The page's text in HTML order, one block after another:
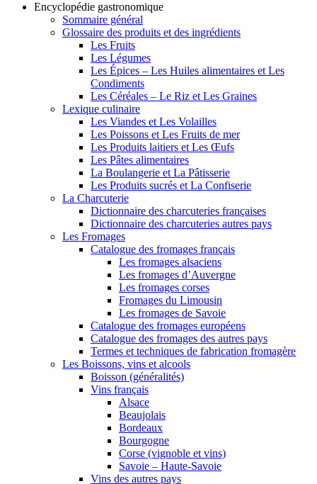
Encyclopédie gastronomique
Sommaire général
Glossaire des produits et des ingrédients
Les Fruits
Les Légumes
Les Épices – Les Huiles alimentaires et Les
Condiments
Les Céréales – Le Riz et Les Graines
Lexique culinaire
Les Viandes et Les Volailles
Les Poissons et Les Fruits de mer
Les Produits laitiers et Les Œufs
Les Pâtes alimentaires
La Boulangerie et La Pâtisserie
Les Produits sucrés et La Confiserie
La Charcuterie
Dictionnaire des charcuteries françaises
Dictionnaire des charcuteries autres pays
Les Fromages
Catalogue des fromages français
Les fromages alsaciens
Les fromages d’Auvergne
Les fromages corses
Fromages du Limousin
Les fromages de Savoie
Catalogue des fromages européens
Catalogue des fromages des autres pays
Termes et techniques de fabrication fromagère
Les Boissons, vins et alcools
Boisson (généralités)
Vins français
Alsace
Beaujolais
Bordeaux
Bourgogne
Corse (vignoble et vins)
Savoie – Haute-Savoie
Vins des autres pays